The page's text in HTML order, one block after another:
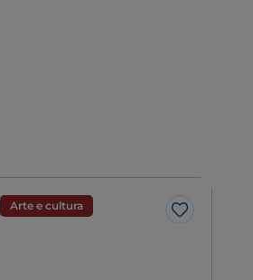
Arte e cultura
Like